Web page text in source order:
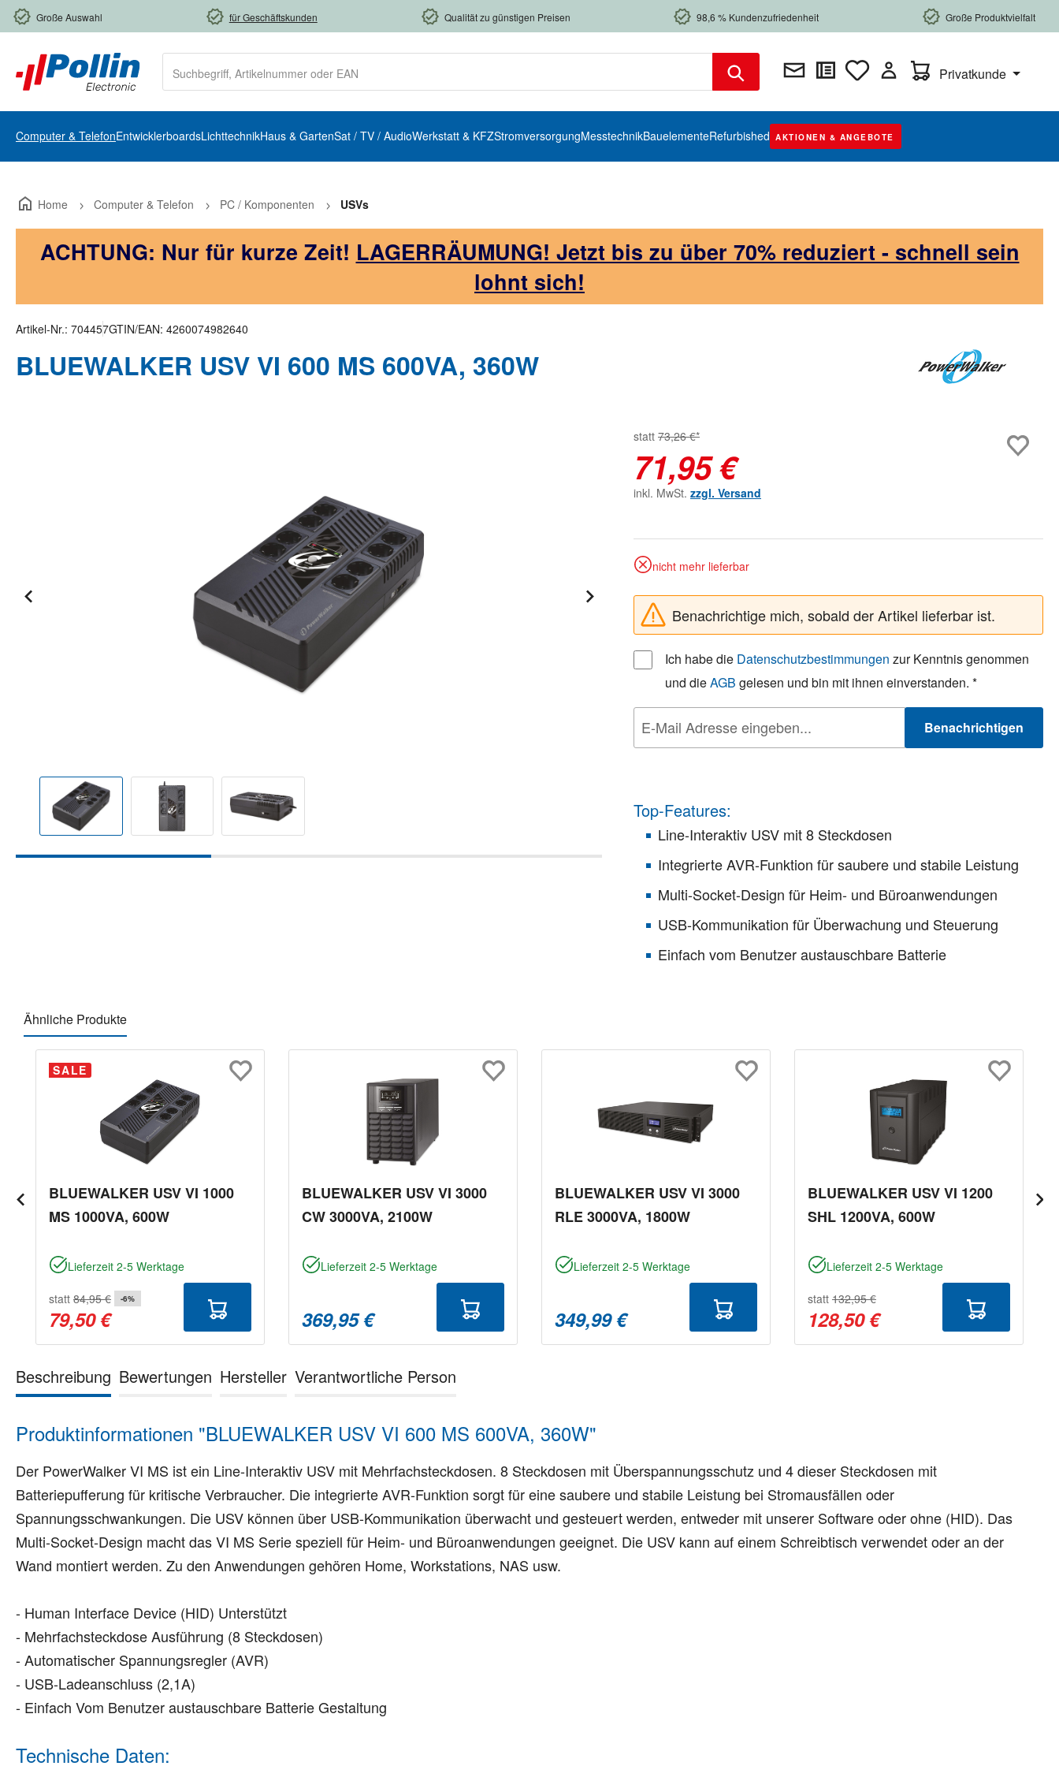
Hauptinhalt springen
Zur Suche springen
Zur Hauptnavigation springen
Große Auswahl für Geschäftskunden Qualität zu günstigen Preisen 98,6 % Kundenzufriedenheit Große Produktvielfalt
Warenkorb enthält 0
Privatkunde
Computer & TelefonEntwicklerboardsLichttechnikHaus & GartenSat / TV / AudioWerkstatt & KFZStromversorgungMesstechnikBauelementeRefurbished AKTIONEN & ANGEBOTE
Home Computer & Telefon PC / Komponenten USVs
ACHTUNG: Nur für kurze Zeit! LAGERRÄUMUNG! Jetzt bis zu über 70% reduziert - schnell sein
lohnt sich!
Artikel-Nr.: 704457GTIN/EAN: 4260074982640
BLUEWALKER USV VI 600 MS 600VA, 360W
statt 73,26 €*
71,95 €
inkl. MwSt. zzgl. Versand
nicht mehr lieferbar
Benachrichtige mich, sobald der Artikel lieferbar ist.
Ich habe die Datenschutzbestimmungen zur Kenntnis genommen
und dieAGB gelesen und bin mit ihnen einverstanden. *
Benachrichtigen
Top-Features:
Line-Interaktiv USV mit 8 Steckdosen
Integrierte AVR-Funktion für saubere und stabile Leistung
Multi-Socket-Design für Heim- und Büroanwendungen
USB-Kommunikation für Überwachung und Steuerung
Einfach vom Benutzer austauschbare Batterie
Ähnliche Produkte
Produktgalerie überspringen
SALE
BLUEWALKER USV VI 1000
MS 1000VA, 600W
Lieferzeit 2-5 Werktage
statt 84,95 € -6%
79,50 €
BLUEWALKER USV VI 3000
CW 3000VA, 2100W
Lieferzeit 2-5 Werktage
369,95 €
BLUEWALKER USV VI 3000
RLE 3000VA, 1800W
Lieferzeit 2-5 Werktage
349,99 €
BLUEWALKER USV VI 1200
SHL 1200VA, 600W
Lieferzeit 2-5 Werktage
statt 132,95 €
128,50 €
Beschreibung Bewertungen Hersteller Verantwortliche Person
Produktinformationen "BLUEWALKER USV VI 600 MS 600VA, 360W"
Der PowerWalker VI MS ist ein Line-Interaktiv USV mit Mehrfachsteckdosen. 8 Steckdosen mit Überspannungsschutz und 4 dieser Steckdosen mit
Batteriepufferung für kritische Verbraucher. Die integrierte AVR-Funktion sorgt für eine saubere und stabile Leistung bei Stromausfällen oder
Spannungsschwankungen. Die USV können über USB-Kommunikation überwacht und gesteuert werden, entweder mit unserer Software oder ohne (HID). Das
Multi-Socket-Design macht das VI MS Serie speziell für Heim- und Büroanwendungen geeignet. Die USV kann auf einem Schreibtisch verwendet oder an der
Wand montiert werden. Zu den Anwendungen gehören Home, Workstations, NAS usw.
- Human Interface Device (HID) Unterstützt
- Mehrfachsteckdose Ausführung (8 Steckdosen)
- Automatischer Spannungsregler (AVR)
- USB-Ladeanschluss (2,1A)
- Einfach Vom Benutzer austauschbare Batterie Gestaltung
Technische Daten: